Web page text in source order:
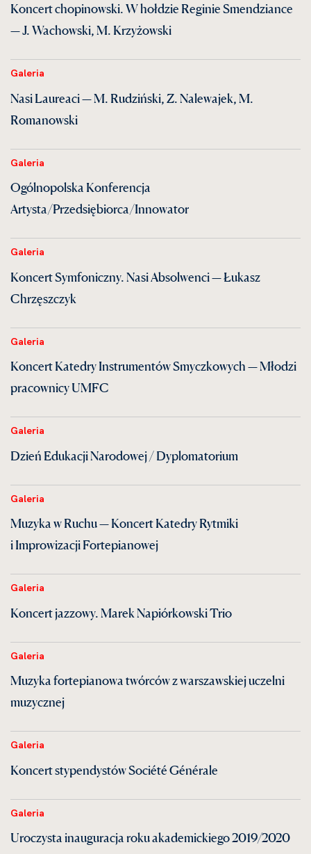
Koncert chopinowski. W hołdzie Reginie Smendziance
— J. Wachowski, M. Krzyżowski
Galeria
Nasi Laureaci — M. Rudziński, Z. Nalewajek, M.
Romanowski
Galeria
Ogólnopolska Konferencja
Artysta/Przedsiębiorca/Innowator
Galeria
Koncert Symfoniczny. Nasi Absolwenci — Łukasz
Chrzęszczyk
Galeria
Koncert Katedry Instrumentów Smyczkowych — Młodzi
pracownicy UMFC
Galeria
Dzień Edukacji Narodowej / Dyplomatorium
Galeria
Muzyka w Ruchu — Koncert Katedry Rytmiki
i Improwizacji Fortepianowej
Galeria
Koncert jazzowy. Marek Napiórkowski Trio
Galeria
Muzyka fortepianowa twórców z warszawskiej uczelni
muzycznej
Galeria
Koncert stypendystów Société Générale
Galeria
Uroczysta inauguracja roku akademickiego 2019/2020